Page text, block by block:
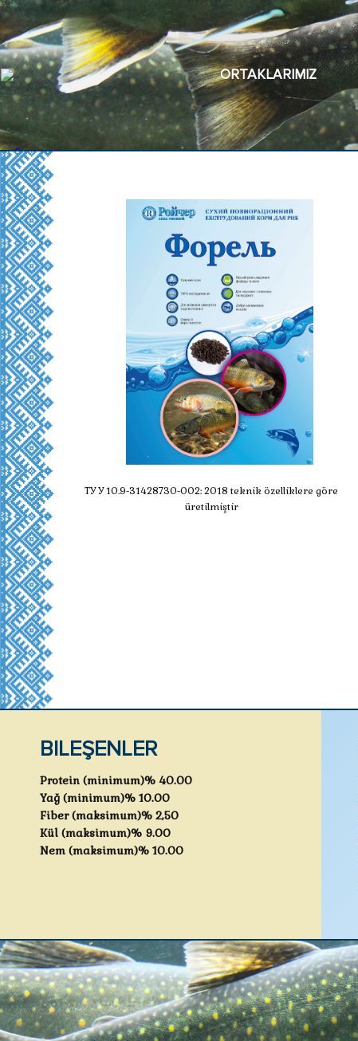
Ürünlerimiz
Hakkımızda
Belgeler ve Sertifikalar
Kalite Kontrol
ORTAKLARIMIZ
ТУ У 10.9-31428730-002: 2018 teknik özelliklere göre
üretilmiştir
BILEŞENLER
Protein (minimum)% 40.00
Yağ (minimum)% 10.00
Fiber (maksimum)% 2,50
Kül (maksimum)% 9.00
Nem (maksimum)% 10.00